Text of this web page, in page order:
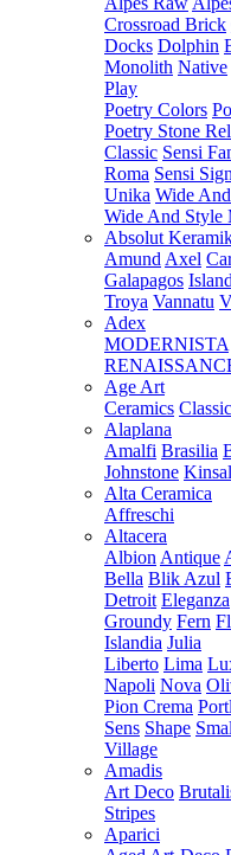
Crossroad Brick
Docks Dolphin
Monolith Native
Play
Poetry Colors
Poetry Stone
Classic Sensi
Roma Sensi
Unika Wide
Wide And Style
Absolut
Amund Axel
Galapagos
Troya Vannatu
Adex
MODERNISTA
Age Art
Ceramics
Alaplana
Amalfi Brasilia
Johnstone
Alta Ceramica
Affreschi
Altacera
Albion Antique
Bella Blik Azul
Detroit Eleganza
Groundy Fern
Islandia Julia
Liberto Lima
Napoli Nova
Pion Crema
Sens Shape
Village
Amadis
Art Deco
Stripes
Aparici